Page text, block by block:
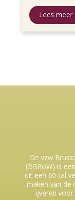
Lees meer
De vzw
(BBRoW) is
uit een 60-tal
maken van de
ijveren voor